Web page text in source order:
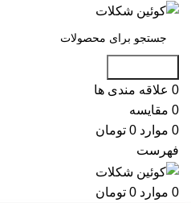
0 علاقه مندی ها
0 مقایسه
0 موارد 0 تومان
فهرست
0 موارد 0 تومان